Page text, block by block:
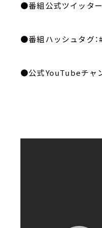
●番組公式ツイッタ
●番組ハッシュタグ：
●公式YouTubeチャ